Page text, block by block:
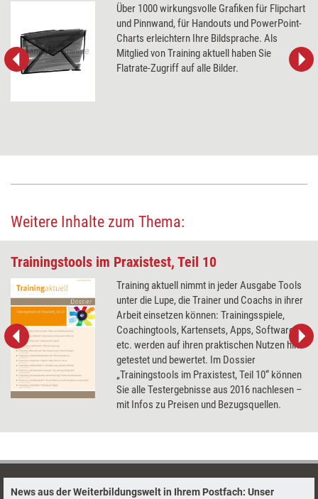
Über 1000 wirkungsvolle Grafiken für Flipchart
und Pinnwand, für Handouts und PowerPoint-
Charts erleichtern Ihre Bildsprache. Als
Mitglied von Training aktuell haben Sie
Flatrate-Zugriff auf alle Bilder.
Weitere Inhalte zum Thema:
Trainingstools im Praxistest, Teil 10
Training aktuell nimmt in jeder Ausgabe Tools
unter die Lupe, die Trainer und Coachs in ihrer
Arbeit einsetzen können: Trainingsspiele,
Coachingtools, Kartensets, Apps, Software
etc. werden auf ihren praktischen Nutzen hin
getestet und bewertet. Im Dossier
„Trainingstools im Praxistest, Teil 10“ können
Sie alle Testergebnisse aus 2016 nachlesen –
mit Infos zu Preisen und Bezugsquellen.
News aus der Weiterbildungswelt in Ihrem Postfach: Unser